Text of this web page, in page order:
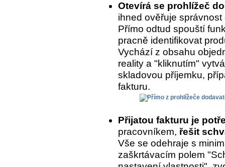
Otevírá se prohlížeč
ihned ověřuje správnost
Přímo odtud spouští
pracně identifikovat
Vychází z obsahu
reality a "kliknutím"
skladovou příjemku,
fakturu.
Přijatou fakturu je
pracovníkem, řešit
Vše se odehraje s
zaškrtávacím polem